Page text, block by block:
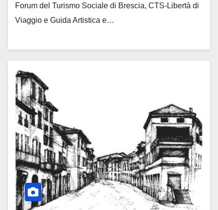
Forum del Turismo Sociale di Brescia, CTS-Libertà di
Viaggio e Guida Artistica e…